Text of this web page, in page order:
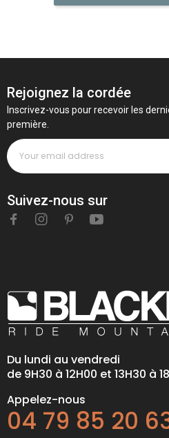
Rejoignez la cordée
Inscrivez-vous pour recevoir les
première.
Suivez-nous sur
Du lundi au vendredi
de 9H30 à 12H00 et 13H30 à
Appelez-nous
04 79 85 20